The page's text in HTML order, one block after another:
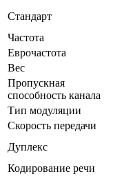
Стандарт
Частота
Еврочастота
Вес
Пропускная
способность канала
Тип модуляции
Скорость передачи
Дуплекс
Кодирование речи